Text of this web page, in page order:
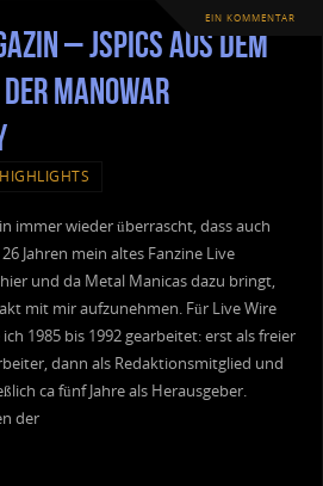
EIN KOMMENTAR
– JSPics aus dem
Manowar
HIGHLIGHTS
immer wieder überrascht, dass auch
Jahren mein altes Fanzine Live
und da Metal Manicas dazu bringt,
mit mir aufzunehmen. Für Live Wire
ich 1985 bis 1992 gearbeitet: erst als freier
dann als Redaktionsmitglied und
ca fünf Jahre als Herausgeber.
der